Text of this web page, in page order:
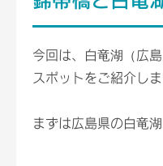
今回は、白竜湖（広
スポットをご紹介しま
まずは広島県の白竜湖